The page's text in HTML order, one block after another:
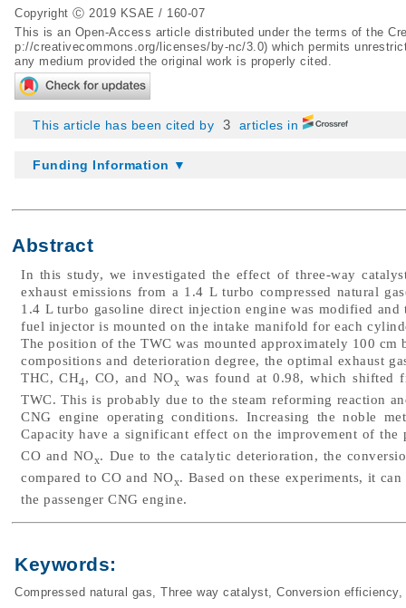
Copyright Ⓒ 2019 KSAE / 160-07
This is an Open-Access article distributed under the terms of the
p://creativecommons.org/licenses/by-nc/3.0) which permits
any medium provided the original work is properly cited.
This article has been cited by 3 articles in
Funding Information ▼
Abstract
In this study, we investigated the effect of three-way
exhaust emissions from a 1.4 L turbo compressed natural
1.4 L turbo gasoline direct injection engine was modified
fuel injector is mounted on the intake manifold for each
The position of the TWC was mounted approximately 100
compositions and deterioration degree, the optimal exhaust
THC, CH4, CO, and NOx was found at 0.98, which shifted
TWC. This is probably due to the steam reforming reaction
CNG engine operating conditions. Increasing the noble
Capacity have a significant effect on the improvement of
CO and NOx. Due to the catalytic deterioration, the
compared to CO and NOx. Based on these experiments, it
the passenger CNG engine.
Keywords:
Compressed natural gas Three way catalyst Conversion efficiency,